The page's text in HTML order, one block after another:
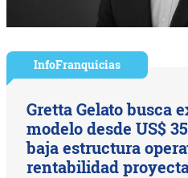
InfoFranquicias
Gretta Gelato busca
modelo desde US$
baja estructura
rentabilidad